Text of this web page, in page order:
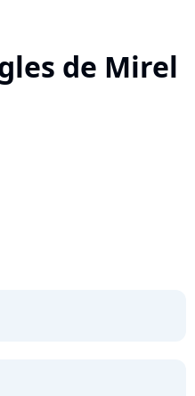
de Mirel